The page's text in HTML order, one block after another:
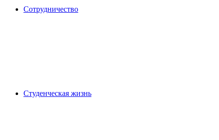
Сотрудничество
Студенческая жизнь